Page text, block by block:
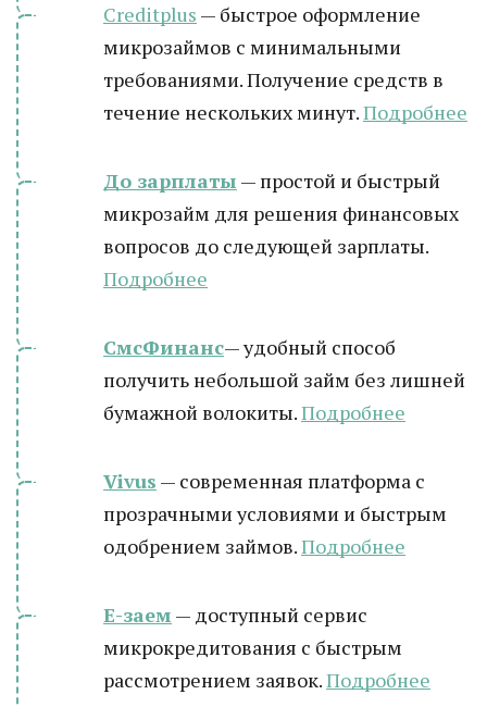
Creditplus — быстрое оформление
микрозаймов с минимальными
требованиями. Получение средств в
течение нескольких минут.Подробнее
До зарплаты — простой и быстрый
микрозайм для решения финансовых
вопросов до следующей зарплаты.
Подробнее
СмсФинанс— удобный способ
получить небольшой займ без лишней
бумажной волокиты.Подробнее
Vivus — современная платформа с
прозрачными условиями и быстрым
одобрением займов.Подробнее
Е-заем — доступный сервис
микрокредитования с быстрым
рассмотрением заявок.Подробнее